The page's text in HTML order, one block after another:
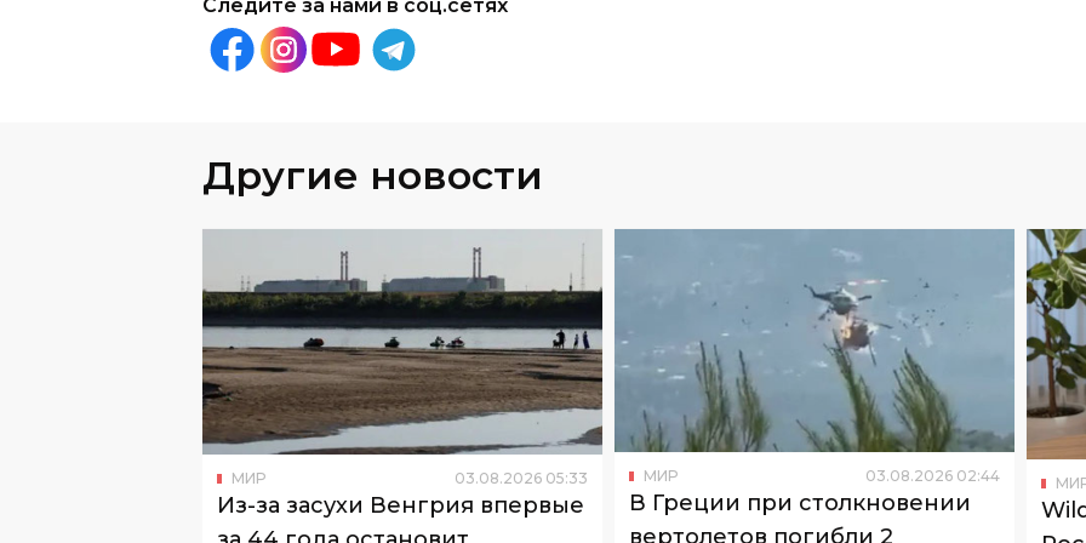
Другие новости
МИР 03.08.2026 05:33
Из-за засухи Венгрия впервые
за 44 года остановит
крупнейшую АЭС
К этому привело обмеление Дуная.
МИР 08.2026
В Греции при столкновении
вертолетов погибли 2
человека (видео)
Экипажи тушили пожар.